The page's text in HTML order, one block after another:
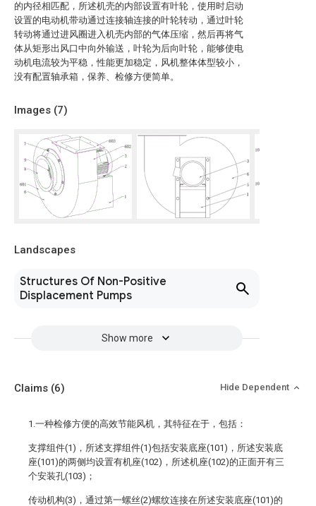
的内径相匹配，所述机壳的内部设置有叶轮，使用时启动
设置的电动机带动通过连接轴连接的叶轮转动，通过叶轮
转动将通过进风圈进入机壳内部的气体压缩，然后再将气
体从矩形出风口中向外输送，叶轮为后向叶轮，能够使电
动机电流较为平稳，性能更加稳定，风机整体体型较小，
没有配置轴承箱，保养、检修方便简单。
Images (7)
Landscapes
Structures Of Non-Positive
Displacement Pumps
Show more
Claims (6) Hide Dependent
1.一种检修方便的高效节能风机，其特征在于，包括：
支撑组件(1)，所述支撑组件(1)包括安装底座(101)，所述安装底
座(101)的两侧均设置有机座(102)，所述机座(102)的正面开有三
个安装孔(103)；
传动机构(3)，通过第一螺丝(2)螺纹连接在所述安装底座(101)的